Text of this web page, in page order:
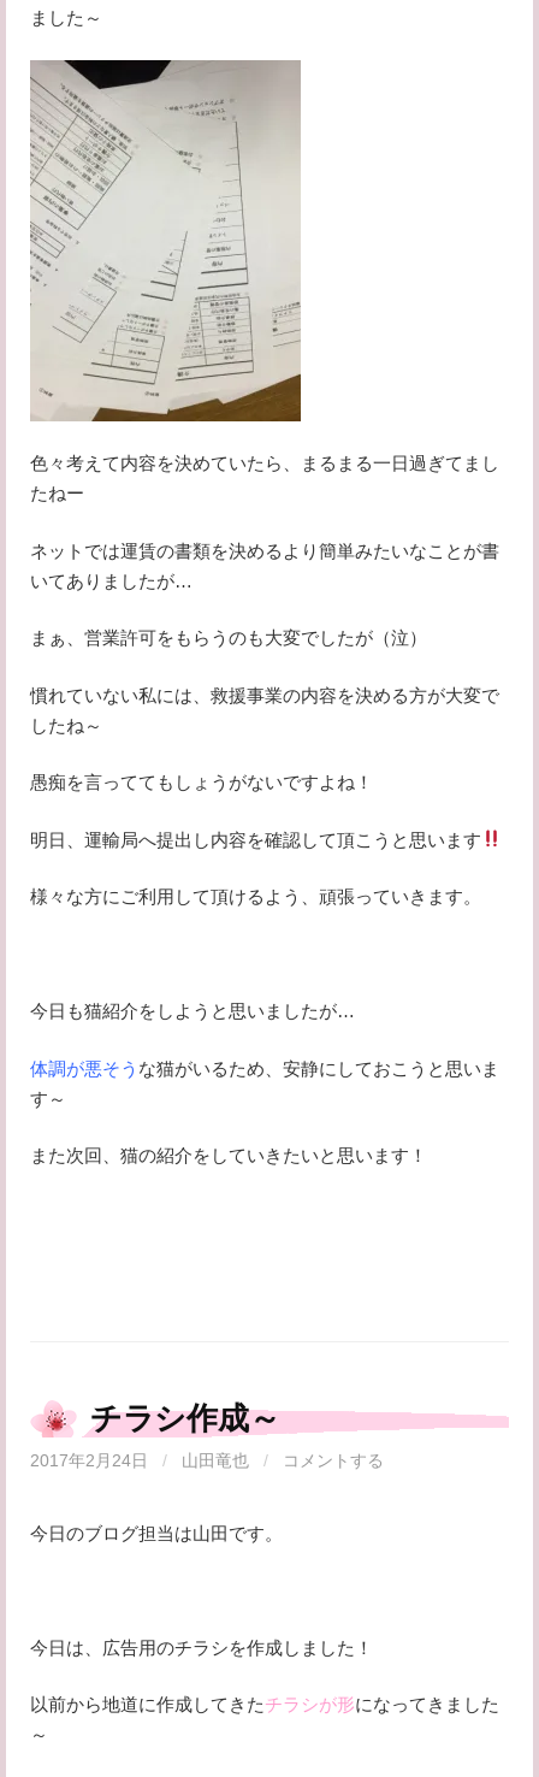
ました～
色々考えて内容を決めていたら、まるまる一日過ぎてまし
たねー
ネットでは運賃の書類を決めるより簡単みたいなことが書
いてありましたが…
まぁ、営業許可をもらうのも大変でしたが（泣）
慣れていない私には、救援事業の内容を決める方が大変で
したね～
愚痴を言っててもしょうがないですよね！
明日、運輸局へ提出し内容を確認して頂こうと思います
様々な方にご利用して頂けるよう、頑張っていきます。
今日も猫紹介をしようと思いましたが…
体調が悪そう な猫がいるため、安静にしておこうと思いま
す～
また次回、猫の紹介をしていきたいと思います！
チラシ作成～
2017年2月24日 / 山田竜也 / コメントする
今日のブログ担当は山田です。
今日は、広告用のチラシを作成しました！
以前から地道に作成してきたチラシが形になってきました
～